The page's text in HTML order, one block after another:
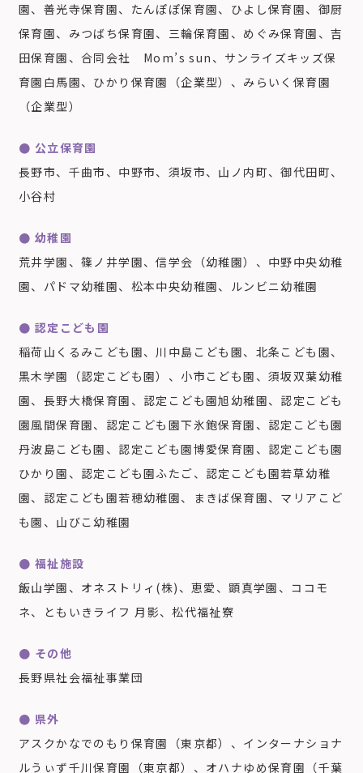
園、善光寺保育園、たんぽぽ保育園、ひよし保育園、御厨
保育園、みつばち保育園、三輪保育園、めぐみ保育園、吉
田保育園、合同会社 Mom’s sun、サンライズキッズ保
育園白馬園、ひかり保育園（企業型）、みらいく保育園
（企業型）
● 公立保育園
長野市、千曲市、中野市、須坂市、山ノ内町、御代田町、
小谷村
● 幼稚園
荒井学園、篠ノ井学園、信学会（幼稚園）、中野中央幼稚
園、パドマ幼稚園、松本中央幼稚園、ルンビニ幼稚園
● 認定こども園
稲荷山くるみこども園、川中島こども園、北条こども園、
黒木学園（認定こども園）、小市こども園、須坂双葉幼稚
園、長野大橋保育園、認定こども園旭幼稚園、認定こども
園風間保育園、認定こども園下氷鉋保育園、認定こども園
丹波島こども園、認定こども園博愛保育園、認定こども園
ひかり園、認定こども園ふたご、認定こども園若草幼稚
園、認定こども園若穂幼稚園、まきば保育園、マリアこど
も園、山びこ幼稚園
● 福祉施設
飯山学園、オネストリィ(株)、恵愛、顕真学園、ココモ
ネ、ともいきライフ 月影、松代福祉寮
● その他
長野県社会福祉事業団
● 県外
アスクかなでのもり保育園（東京都）、インターナショナ
ルうぃず千川保育園（東京都）、オハナゆめ保育園（千葉